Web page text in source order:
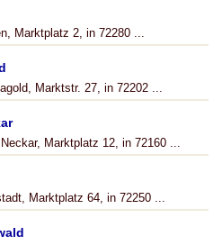
Marktplatz 2, in 72280 ...
Marktstr. 27, in 72202 ...
Marktplatz 12, in 72160 ...
Marktplatz 64, in 72250 ...